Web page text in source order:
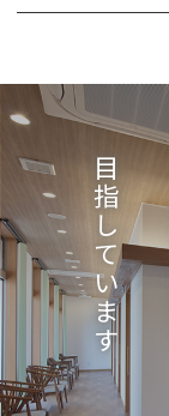
子どもがよ
2026.03.10
抜歯矯正・
を更新しま
2026.02.19
歯がない
て、ブログ
目指しています